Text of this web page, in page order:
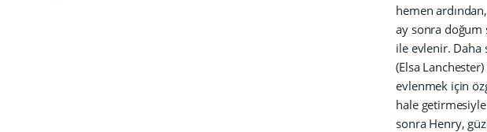
hemen
ay sonra doğum
ile evlenir. Daha
(Elsa
evlenmek için
hale
sonra Henry,